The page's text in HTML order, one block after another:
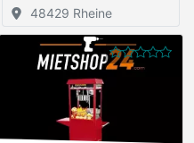
48429 Rheine